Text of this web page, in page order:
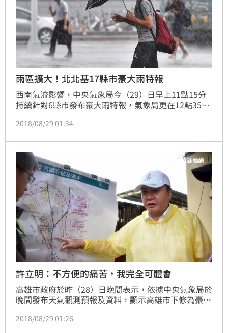
雨區擴大！北北基17縣市豪大雨特報
西南氣流影響，中央氣象局今（29）日早上11點15分
持續針對6縣市發布豪大雨特報，氣象局更在12點35分
2018/08/29 01:34
許立明：不方便的痛苦，我完全可體會
高雄市政府於昨（28）日晚間表示，依據中央氣象局於
晚間發布天氣觀測預報及資料，顯示高雄市下修為豪雨
高雄地區仍降下大雨，部分路面積水，許多網友前往高
2018/08/29 01:26